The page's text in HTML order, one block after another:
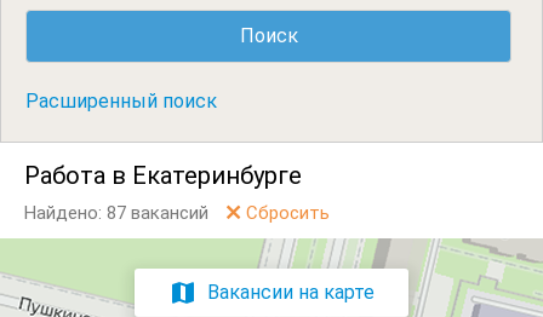
Расширенный поиск
Работа в Екатеринбурге
Найдено: 87 вакансий Сбросить
Вакансии на карте